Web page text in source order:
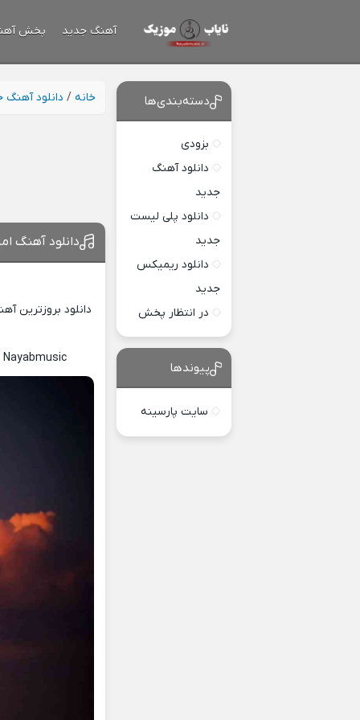
آهنگ جدید پخش
خانه / دانلود آهنگ
دانلود آهنگ
دانلود بروزترین
دسته‌بندی‌ها
بزودی
دانلود آهنگ
جدید
دانلود پلی لیست
جدید
دانلود ریمیکس
جدید
در انتظار پخش
پیوندها
سایت پارسینه